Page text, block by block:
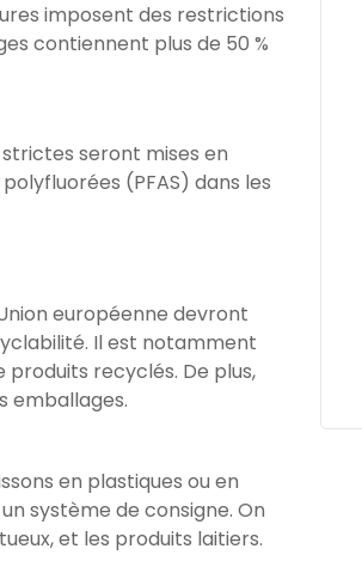
imposent des restrictions
contiennent plus de 50 %
seront mises en
(PFAS) dans les
européenne devront
Il est notamment
produits recyclés. De plus,
emballages.
en plastiques ou en
système de consigne. On
et les produits laitiers.